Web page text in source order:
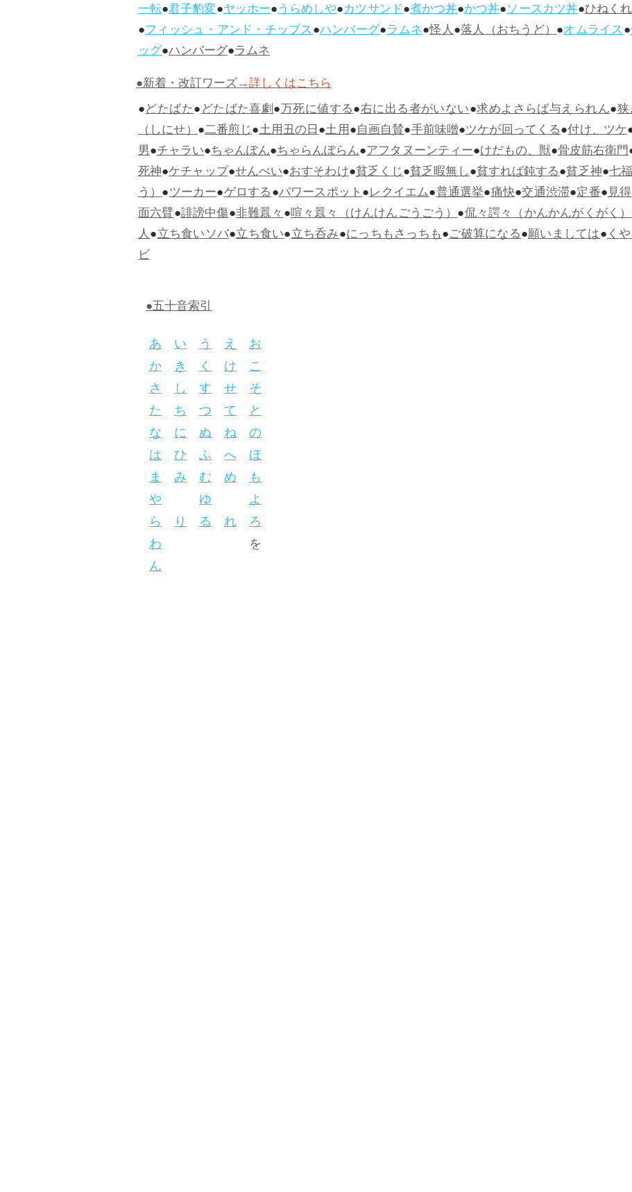
一転●君子豹変●ヤッホー●うらめしや●カツサンド●煮かつ丼●かつ丼●ソースカツ丼●ひねく
●フィッシュ・アンド・チップス●ハンバーグ●ラムネ●怪人●落人（おちうど）●オムライス●
ッグ●ハンバーグ●ラムネ
●新着・改訂ワーズ→詳しくはこちら
●どたばた●どたばた喜劇●万死に値する●右に出る者がいない●求めよさらば与えられん●
（しにせ）●二番煎じ●土用丑の日●土用●自画自賛●手前味噌●ツケが回ってくる●付け、ツケ
男●チャラい●ちゃんぽん●ちゃらんぽらん●アフタヌーンティー●けだもの、獣●骨皮筋右衛門
死神●ケチャップ●せんべい●おすそわけ●貧乏くじ●貧乏暇無し●貧すれば鈍する●貧乏神●七
う）●ツーカー●ゲロする●パワースポット●レクイエム●普通選挙●痛快●交通渋滞●定番●見
面六臂●誹謗中傷●非難囂々●喧々囂々（けんけんごうごう）●侃々諤々（かんかんがくがく）
人●立ち食いソバ●立ち食い●立ち呑み●にっちもさっちも●ご破算になる●願いましては●く
ビ
●五十音索引
あ い う え お
か き く け こ
さ し す せ そ
た ち つ て と
な に ぬ ね の
は ひ ふ へ ほ
ま み む め も
や
ゆ
よ
ら り る れ ろ
わ を
ん